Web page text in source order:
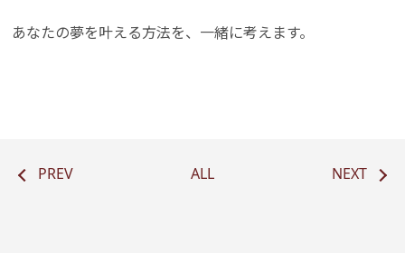
あなたの夢を叶える方法を、一緒に考えます。
PREV ALL NEXT